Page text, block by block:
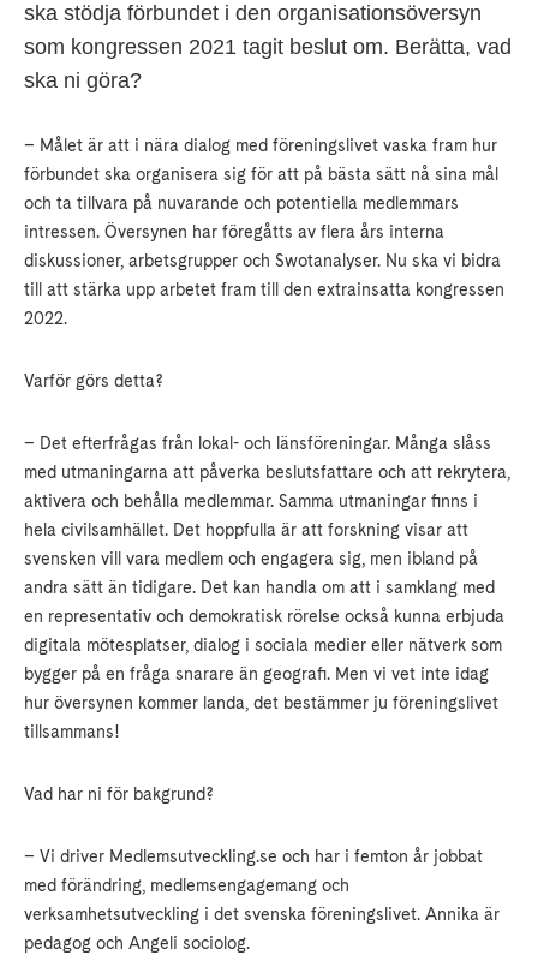
ska stödja förbundet i den organisationsöversyn
som kongressen 2021 tagit beslut om. Berätta, vad
ska ni göra?
– Målet är att i nära dialog med föreningslivet vaska fram hur
förbundet ska organisera sig för att på bästa sätt nå sina mål
och ta tillvara på nuvarande och potentiella medlemmars
intressen. Översynen har föregåtts av flera års interna
diskussioner, arbetsgrupper och Swotanalyser. Nu ska vi bidra
till att stärka upp arbetet fram till den extrainsatta kongressen
2022.
Varför görs detta?
– Det efterfrågas från lokal- och länsföreningar. Många slåss
med utmaningarna att påverka beslutsfattare och att rekrytera,
aktivera och behålla medlemmar. Samma utmaningar finns i
hela civilsamhället. Det hoppfulla är att forskning visar att
svensken vill vara medlem och engagera sig, men ibland på
andra sätt än tidigare. Det kan handla om att i samklang med
en representativ och demokratisk rörelse också kunna erbjuda
digitala mötesplatser, dialog i sociala medier eller nätverk som
bygger på en fråga snarare än geografi. Men vi vet inte idag
hur översynen kommer landa, det bestämmer ju föreningslivet
tillsammans!
Vad har ni för bakgrund?
– Vi driver Medlemsutveckling.se och har i femton år jobbat
med förändring, medlemsengagemang och
verksamhetsutveckling i det svenska föreningslivet. Annika är
pedagog och Angeli sociolog.